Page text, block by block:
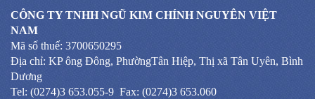
CÔNG TY TNHH NGŨ KIM CHÍNH NGUYÊN VIỆT
NAM
Mã số thuế: 3700650295
Địa chỉ: KP ông Đông, PhườngTân Hiệp, Thị xã Tân Uyên, Bình
Dương
Tel: (0274)3 653.055-9 Fax: (0274)3 653.060